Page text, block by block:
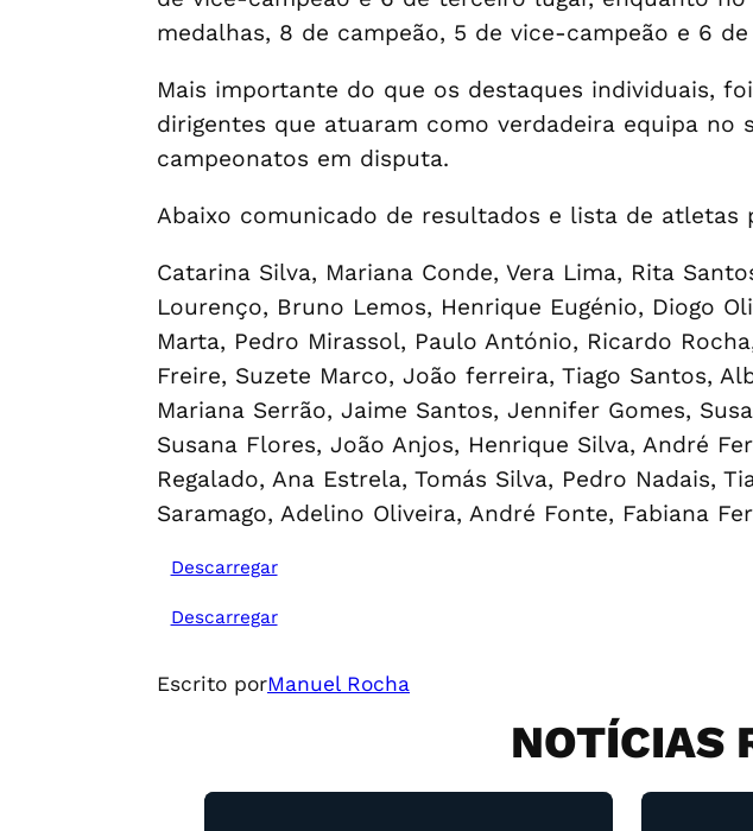
medalhas, 8 de campeão, 5 de vice-campeão e 6
Mais importante do que os destaques individuais,
dirigentes que atuaram como verdadeira equipa
campeonatos em disputa.
Abaixo comunicado de resultados e lista de atletas
Catarina Silva, Mariana Conde, Vera Lima, Rita
Lourenço, Bruno Lemos, Henrique Eugénio, Diogo
Marta, Pedro Mirassol, Paulo António, Ricardo
Freire, Suzete Marco, João ferreira, Tiago Santos,
Mariana Serrão, Jaime Santos, Jennifer Gomes,
Susana Flores, João Anjos, Henrique Silva, André
Regalado, Ana Estrela, Tomás Silva, Pedro Nadais,
Saramago, Adelino Oliveira, André Fonte, Fabiana
Descarregar
Descarregar
Escrito porManuel Rocha
NOTÍCIAS